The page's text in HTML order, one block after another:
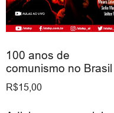
100 anos de
comunismo no Brasil
R$15,00